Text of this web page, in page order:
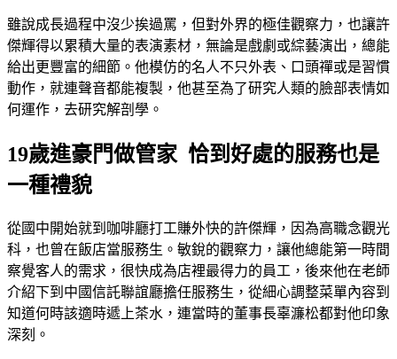
雖說成長過程中沒少挨過罵，但對外界的極佳觀察力，也讓許
傑輝得以累積大量的表演素材，無論是戲劇或綜藝演出，總能
給出更豐富的細節。他模仿的名人不只外表、口頭禪或是習慣
動作，就連聲音都能複製，他甚至為了研究人類的臉部表情如
何運作，去研究解剖學。
19歲進豪門做管家 恰到好處的服務也是
一種禮貌
從國中開始就到咖啡廳打工賺外快的許傑輝，因為高職念觀光
科，也曾在飯店當服務生。敏銳的觀察力，讓他總能第一時間
察覺客人的需求，很快成為店裡最得力的員工，後來他在老師
介紹下到中國信託聯誼廳擔任服務生，從細心調整菜單內容到
知道何時該適時遞上茶水，連當時的董事長辜濂松都對他印象
深刻。